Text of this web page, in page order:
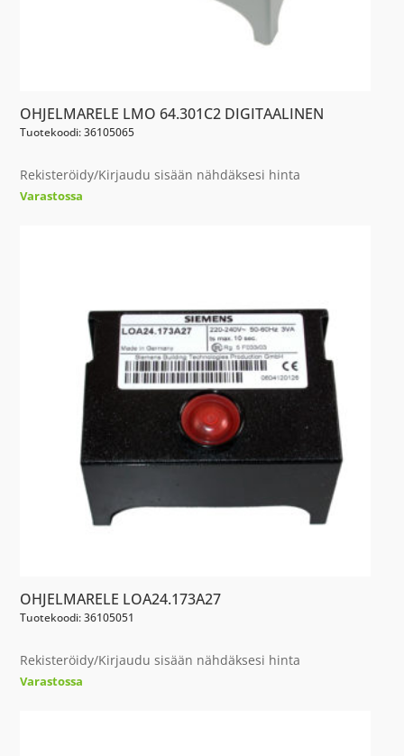
OHJELMARELE LMO 64.301C2 DIGITAALINEN
Tuotekoodi: 36105065
Rekisteröidy/Kirjaudu sisään nähdäksesi hinta
Varastossa
OHJELMARELE LOA24.173A27
Tuotekoodi: 36105051
Rekisteröidy/Kirjaudu sisään nähdäksesi hinta
Varastossa